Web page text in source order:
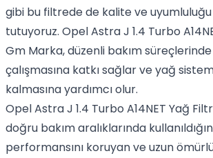
gibi bu filtrede de kalite ve
tutuyoruz. Opel Astra J 1.4 Turbo
Gm Marka, düzenli bakım
çalışmasına katkı sağlar ve yağ
kalmasına yardımcı olur.
Opel Astra J 1.4 Turbo A14NET Yağ
doğru bakım aralıklarında
performansını koruyan ve uzun